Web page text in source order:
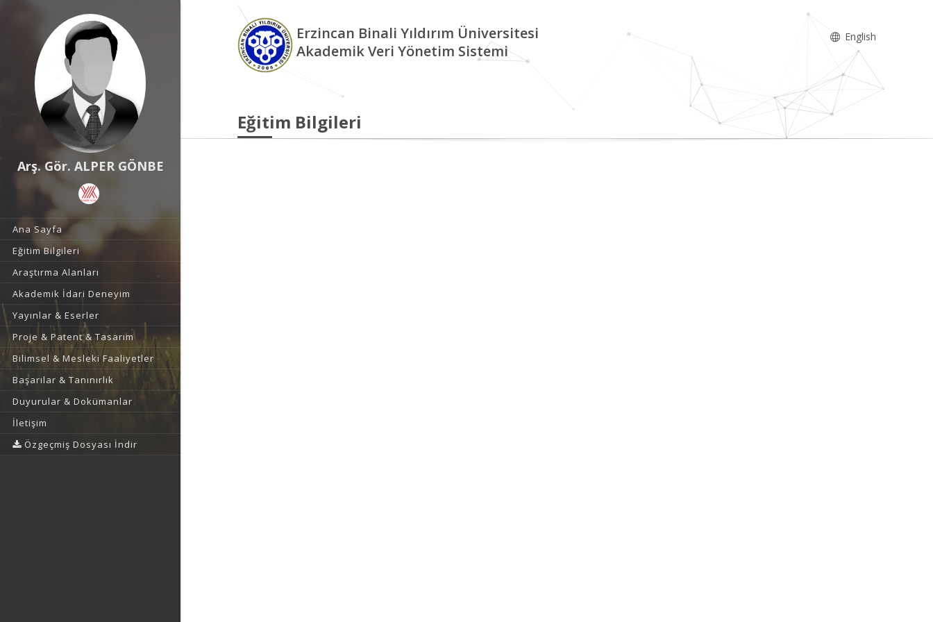
Arş. Gör. ALPER GÖNBE
Ana Sayfa
Eğitim Bilgileri
Araştırma Alanları
Akademik İdari Deneyim
Yayınlar & Eserler
Proje & Patent & Tasarım
Bilimsel & Mesleki Faaliyetler
Başarılar & Tanınırlık
Duyurular & Dokümanlar
İletişim
Özgeçmiş Dosyası İndir
Erzincan Binali Yıldırım Üniversitesi
Akademik Veri Yönetim Sistemi
English
Eğitim Bilgileri